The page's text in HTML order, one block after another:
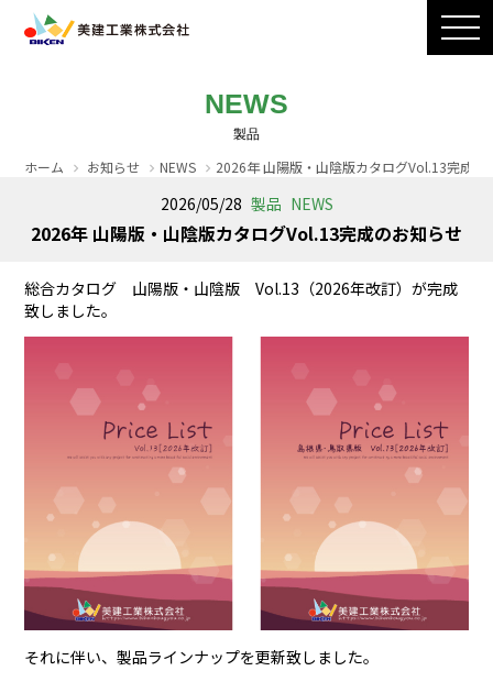
製品ラインナップ
CADダウンロード
NEWS
ホーム お知らせ NEWS 2026年 山陽版・山陰版カタログVol.13完成の
2026/05/28 製品 NEWS
2026年 山陽版・山陰版カタログVol.13完成のお知らせ
総合カタログ 山陽版・山陰版 Vol.13（2026年改訂）が完成
致しました。
それに伴い、製品ラインナップを更新致しました。